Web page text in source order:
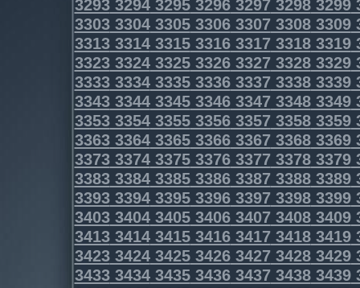
3293329432953296329732983299
3303330433053306330733083309
3313331433153316331733183319
3323332433253326332733283329
3333333433353336333733383339
3343334433453346334733483349
3353335433553356335733583359
3363336433653366336733683369
3373337433753376337733783379
3383338433853386338733883389
3393339433953396339733983399
3403340434053406340734083409
3413341434153416341734183419
3423342434253426342734283429
3433343434353436343734383439